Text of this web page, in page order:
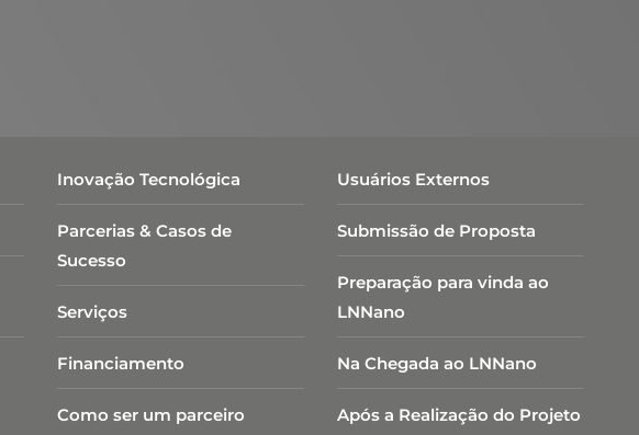
Inovação Tecnológica
Parcerias & Casos de
Sucesso
Serviços
Financiamento
Como ser um parceiro
Usuários Externos
Submissão de Proposta
Preparação para vinda ao
LNNano
Na Chegada ao LNNano
Após a Realização do Projeto